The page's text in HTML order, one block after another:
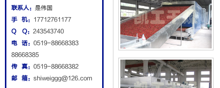
联系人： 是伟国
手 机： 17712761177
Q Q： 243543740
电 话： 0519-88668383
88668385
传 真： 0519-88668382
邮 箱： shiweiggg@126.com